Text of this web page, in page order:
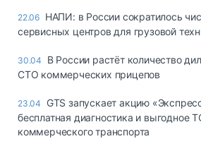
22.06 НАПИ: в России сократилось
сервисных центров для грузовой
30.04
В России растёт количество
СТО коммерческих прицепов
23.04
GTS запускает акцию
бесплатная диагностика и выгодное
коммерческого транспорта